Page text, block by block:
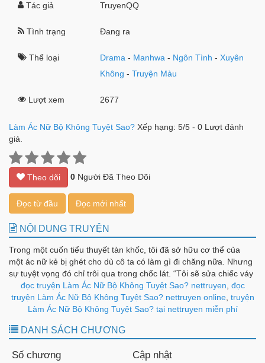
Tác giả TruyenQQ
Tình trạng Đang ra
Thể loại Drama - Manhwa - Ngôn Tình -Xuyên
Không -Truyện Màu
Lượt xem 2677
Làm Ác Nữ Bộ Không Tuyệt Sao? Xếp hạng: 5/5 - 0 Lượt đánh
giá.
Theo dõi 0 Người Đã Theo Dõi
Đọc từ đầu Đọc mới nhất
NỘI DUNG TRUYỆN
Trong một cuốn tiểu thuyết tàn khốc, tôi đã sở hữu cơ thể của
một ác nữ kẻ bị ghét cho dù cô ta có làm gì đi chăng nữa. Nhưng
sự tuyệt vọng đó chỉ trôi qua trong chốc lát. “Tôi sẽ sửa chiếc váy
này theo ý của người ngay lập tức” “Tất nhiên phải như thế rồi,
chẳng có cái gì gọi là bài tập về nhà ở đây cả” “Đây là viên đá quý
duy nhất trong đế quốc mà người muốn sở hữu” Chỉ cần tôi nhíu
Cần gì phải tự mình sống cuộc sống khổ cực chứ? Có lẽ tôi sẽ
có cần thiết phải giải các công thức theo cách chậm chạp và kém
đọc truyện Làm Ác Nữ Bộ Không Tuyệt Sao? nettruyen đọc
truyện Làm Ác Nữ Bộ Không Tuyệt Sao? nettruyen online, truyện
Làm Ác Nữ Bộ Không Tuyệt Sao? tại nettruyen miễn phí
DANH SÁCH CHƯƠNG
Số chương Cập nhật